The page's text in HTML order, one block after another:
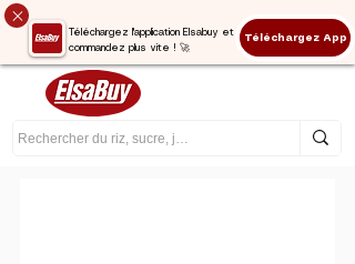
Téléchargez l'application Elsabuy et
commandez plus vite ! 🚀
Téléchargez App